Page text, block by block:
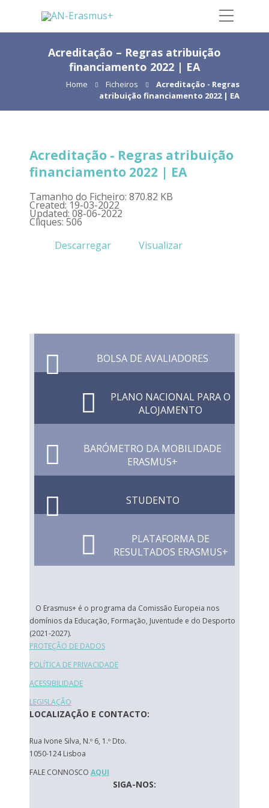
Acreditação – Regras atribuição
financiamento 2022 | EA
Home Ficheiros
Acreditação - Regras
atribuição financiamento 2022 | EA
Acreditação - Regras atribuição
financiamento 2022 | EA
Tamanho do Ficheiro: 870.82 KB
Created: 19-03-2022
Updated: 08-06-2022
Cliques: 506
Descarregar
Visualizar
BOLSA DE AVALIADORES
PLANO NACIONAL PARA O
ALOJAMENTO
BARÓMETRO DA MOBILIDADE
ERASMUS+
STUDENTO
PLATAFORMA DE
RESULTADOS ERASMUS+
O Erasmus+ é o programa da Comissão Europeia nos
domínios da Educação, Formação, Juventude e do Desporto
(2021-2027).
PROTEÇÃO DE DADOS
POLÍTICA DE PRIVACIDADE
ACESSIBILIDADE
LEGISLAÇÃO
LOCALIZAÇÃO E CONTACTO:
Rua Ivone Silva, N.º 6, 1.º Dto.
1050-124 Lisboa
FALE CONNOSCO AQUI
SIGA-NOS: